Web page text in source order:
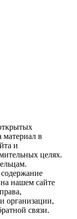
в
и
целях.
нашем сайте
организации,
связи.